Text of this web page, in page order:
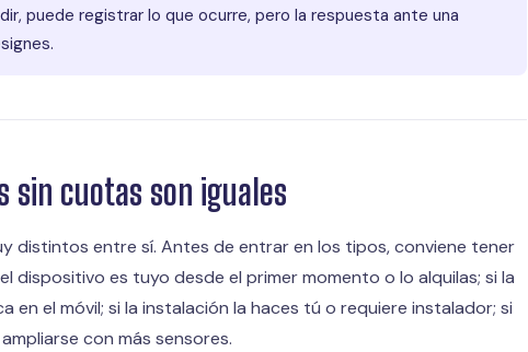
puede registrar lo que ocurre, pero la respuesta ante una
sin cuotas son iguales
distintos entre sí. Antes de entrar en los tipos, conviene tener
dispositivo es tuyo desde el primer momento o lo alquilas; si la
el móvil; si la instalación la haces tú o requiere instalador; si
con más sensores.